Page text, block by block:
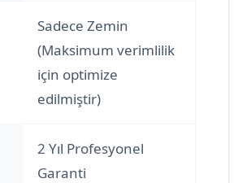
Sadece Zemin
(Maksimum verimlilik
için optimize
edilmiştir)
2 Yıl Profesyonel
Garanti